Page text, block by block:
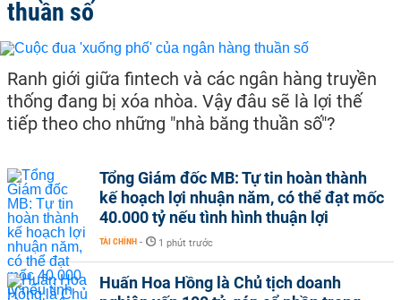
thuần số
Ranh giới giữa fintech và các ngân hàng truyền
thống đang bị xóa nhòa. Vậy đâu sẽ là lợi thế
tiếp theo cho những "nhà băng thuần số"?
Tổng Giám đốc MB: Tự tin hoàn thành
kế hoạch lợi nhuận năm, có thể đạt mốc
40.000 tỷ nếu tình hình thuận lợi
TÀI CHÍNH - 1 phút trước
Huấn Hoa Hồng là Chủ tịch doanh